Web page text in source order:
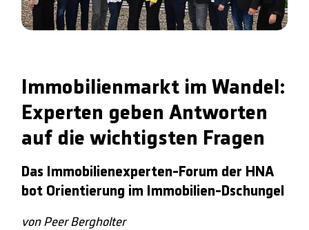
Immobilienmarkt im Wandel:
Experten geben Antworten
auf die wichtigsten Fragen
Das Immobilienexperten-Forum der HNA
bot Orientierung im Immobilien-Dschungel
von Peer Bergholter